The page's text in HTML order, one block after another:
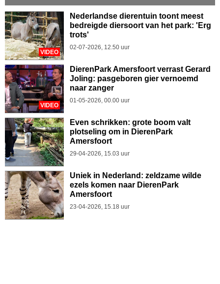
VIDEO
Nederlandse dierentuin toont meest
bedreigde diersoort van het park: 'Erg
trots'
02-07-2026, 12.50 uur
VIDEO
DierenPark Amersfoort verrast Gerard
Joling: pasgeboren gier vernoemd
naar zanger
01-05-2026, 00.00 uur
Even schrikken: grote boom valt
plotseling om in DierenPark
Amersfoort
29-04-2026, 15.03 uur
Uniek in Nederland: zeldzame wilde
ezels komen naar DierenPark
Amersfoort
23-04-2026, 15.18 uur